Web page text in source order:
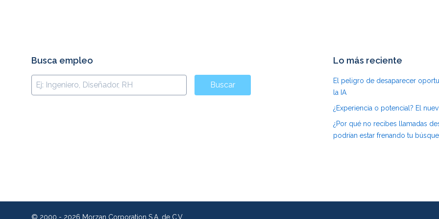
Busca empleo
Buscar
Lo más reciente
El peligro de desaparecer
la IA
¿Experiencia o potencial? El
¿Por qué no recibes llamadas
podrían estar frenando tu
© 2000 - 2026 Morzan Corporation S.A. de C.V.